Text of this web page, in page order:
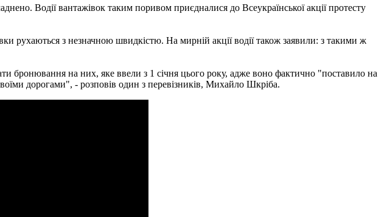
Водії вантажівок таким поривом приєдналися до Всеукраїнської акції протесту
рухаються з незначною швидкістю. На мирній акції водії також заявили: з такими ж
бронювання на них, яке ввели з 1 січня цього року, адже воно фактично "поставило на
дорогами", - розповів один з перевізників, Михайло Шкріба.